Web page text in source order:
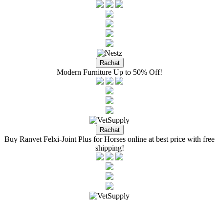
Modern Furniture Up to 50% Off!
Buy Ranvet Felxi-Joint Plus for Horses online at best price with free
shipping!